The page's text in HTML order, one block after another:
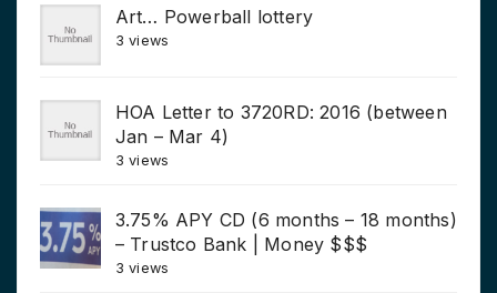
Art… Powerball lottery
3 views
HOA Letter to 3720RD: 2016 (between
Jan – Mar 4)
3 views
3.75% APY CD (6 months – 18 months)
– Trustco Bank | Money $$$
3 views